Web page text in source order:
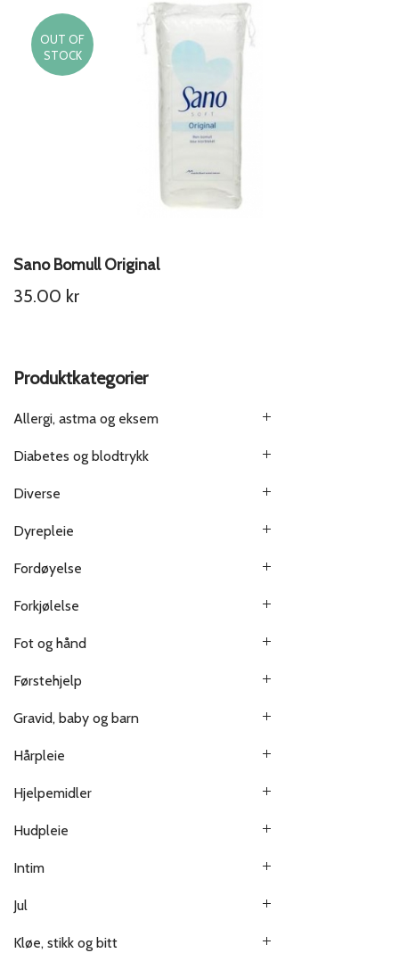
OUT OF
STOCK
Sano Bomull Original
35.00 kr
Produktkategorier
Allergi, astma og eksem
Diabetes og blodtrykk
Diverse
Dyrepleie
Fordøyelse
Forkjølelse
Fot og hånd
Førstehjelp
Gravid, baby og barn
Hårpleie
Hjelpemidler
Hudpleie
Intim
Jul
Kløe, stikk og bitt